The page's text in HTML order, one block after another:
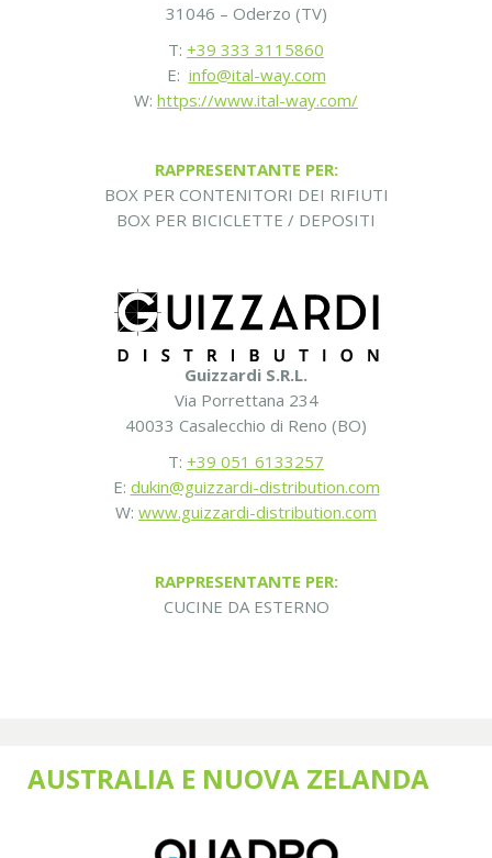
31046 – Oderzo (TV)
T: +39 333 3115860
E: info@ital-way.com
W: https://www.ital-way.com/
RAPPRESENTANTE PER:
BOX PER CONTENITORI DEI RIFIUTI
BOX PER BICICLETTE / DEPOSITI
Guizzardi S.R.L.
Via Porrettana 234
40033 Casalecchio di Reno (BO)
T: +39 051 6133257
E: dukin@guizzardi-distribution.com
W: www.guizzardi-distribution.com
RAPPRESENTANTE PER:
CUCINE DA ESTERNO
AUSTRALIA E NUOVA ZELANDA